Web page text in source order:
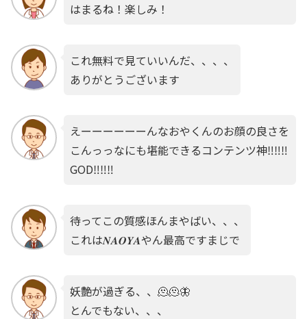
はまるね！楽しみ！
これ無料で見ていいんだ、、、、
ありがとうございます
えーーーーーーんなおやくんのお顔の良さを
こんっっなにも堪能できるコンテンツ神‼️‼️‼️
GOD‼️‼️‼️
待ってこの質感ほんまやばい、、、
これは𝑵𝑨𝑶𝒀𝑨やん最高ですまじで
妖艶が過ぎる、、🫠🫠🦋
とんでもない、、、